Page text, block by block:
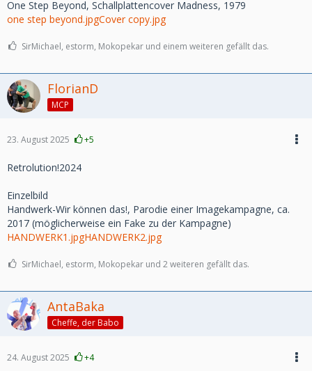
One Step Beyond, Schallplattencover Madness, 1979
one step beyond.jpgCover copy.jpg
SirMichael, estorm, Mokopekar und einem weiteren gefällt das.
FlorianD
MCP
23. August 2025 +5
Retrolution!2024
Einzelbild
Handwerk-Wir können das!, Parodie einer Imagekampagne, ca.
2017 (möglicherweise ein Fake zu der Kampagne)
HANDWERK1.jpgHANDWERK2.jpg
SirMichael, estorm, Mokopekar und 2 weiteren gefällt das.
AntaBaka
Cheffe, der Babo
24. August 2025 +4